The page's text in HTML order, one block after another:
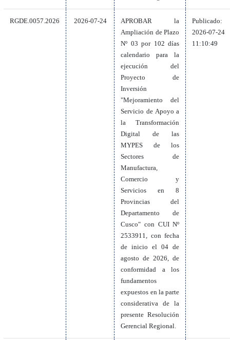
RGDE.0057.2026 2026-07-24
APROBAR la
Ampliación de Plazo
Nº 03 por 102 días
calendario para la
ejecución del
Proyecto de
Inversión
"Mejoramiento del
Servicio de Apoyo a
la Transformación
Digital de las
MYPES de los
Sectores de
Manufactura,
Comercio y
Servicios en 8
Provincias del
Departamento de
Cusco" con CUI Nº
2533911, con fecha
de inicio el 04 de
agosto de 2026, de
conformidad a los
fundamentos
expuestos en la parte
considerativa de la
presente Resolución
Gerencial Regional.
Publicado:
2026-07-24
11:10:49